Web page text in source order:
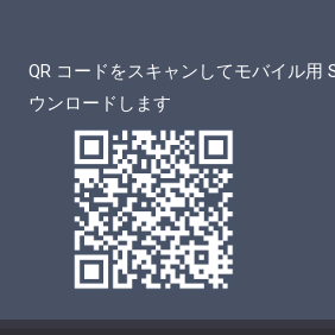
QR コードをスキャンしてモバイル用
ウンロードします